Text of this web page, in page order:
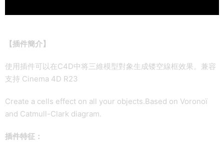
【插件簡介】
使用插件可以在C4D中将三維模型對象生成镂空線框效果。兼容
支持 Cinema 4D R23
Create a cells effect on all your objects.Based on Voronoï
and Catmull-Clark diagram.
插件特征：